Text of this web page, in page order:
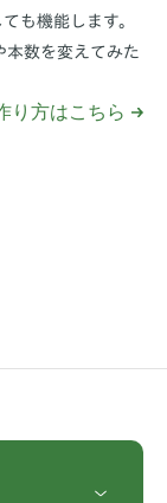
も機能します。
本数を変えてみた
り方はこちら